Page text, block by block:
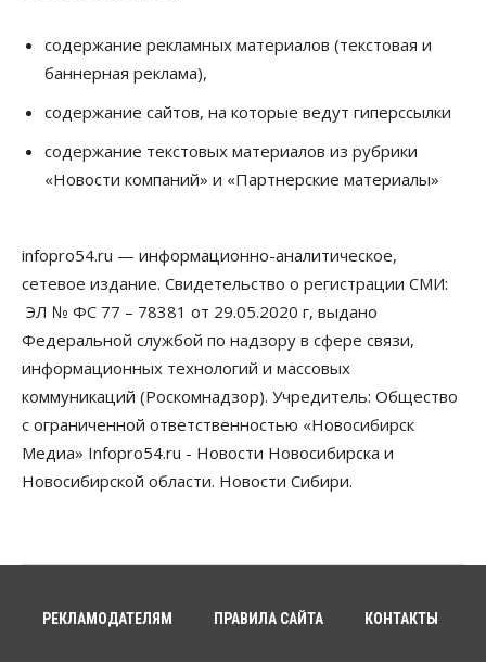
Россия построит в Киргизии новый кампус КРСУ:
30 гектаров, 15 тысяч студентов и 30 миллиардов
рублей
06 Августа 2026, 18:40
Общество
Новосибирским студентам помогают
адаптироваться к учебе через культуру
Бизнес Власть Недвижимость
Застройщики продавливают компромиссы по
площади участков для КРТ в Новосибирске
06 Августа 2026, 17:30
Бизнес Недвижимость Общество
Около Заельцовского бора Новосибирска
началось строительство термального комплекса
06 Августа 2026, 17:00
Подозреваемых в похищении человека
области получили повышенные пенсии
содержание рекламных материалов (текстовая и
баннерная реклама),
содержание сайтов, на которые ведут гиперссылки
содержание текстовых материалов из рубрики
«Новости компаний» и «Партнерские материалы»
infopro54.ru — информационно-аналитическое,
сетевое издание. Свидетельство о регистрации СМИ:
ЭЛ № ФС 77 – 78381 от 29.05.2020 г, выдано
Федеральной службой по надзору в сфере связи,
информационных технологий и массовых
коммуникаций (Роскомнадзор). Учредитель: Общество
с ограниченной ответственностью «Новосибирск
Медиа» Infopro54.ru - Новости Новосибирска и
Новосибирской области. Новости Сибири.
РЕКЛАМОДАТЕЛЯМ ПРАВИЛА САЙТА КОНТАКТЫ